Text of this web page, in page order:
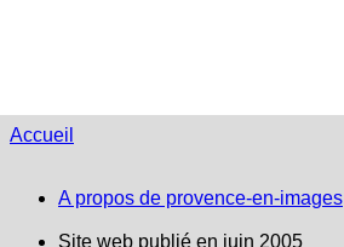
Accueil
A propos de provence-en-images
Site web publié en juin 2005